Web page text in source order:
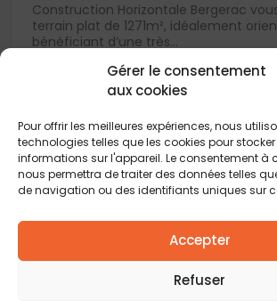
Gérer le consentement
aux cookies
Pour offrir les meilleures expériences, nous
technologies telles que les cookies pour
informations sur l'appareil. Le consentement à
nous permettra de traiter des données telles
de navigation ou des identifiants uniques sur
Accepter
Refuser
Construction Horizontale Bergerac
terrain plat de 1271m², idéalement
bénéficiant d’une très...
Vous rêvez de construire votre
un terrain parfait ?Construction
ses partenaires vous proposent
terrains à bâtir en Gironde